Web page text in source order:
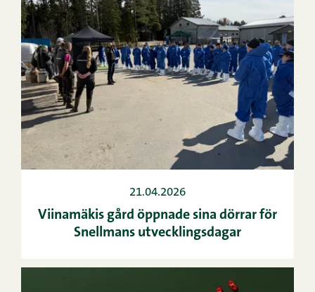
21.04.2026
Viinamäkis gård öppnade sina dörrar för
Snellmans utvecklingsdagar